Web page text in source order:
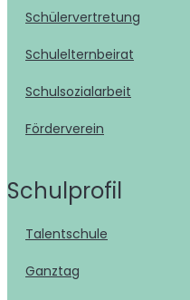
Schülervertretung
Schulelternbeirat
Schulsozialarbeit
Förderverein
Schulprofil
Talentschule
Ganztag